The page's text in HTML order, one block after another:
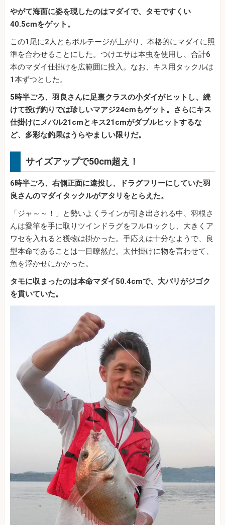
やがて海面に姿を現したのはマダイで、タモですくい
40.5cmをゲット。
この1尾に2人ともボルテージが上がり、本格的にマダイに照
準を合わせることにした。つけエサは本虫を使用し、合計6
本のマダイ仕掛けを広範囲に投入。なお、キス用タックルは
1本ずつとした。
5時半ごろ、羽良さんに足裏クラスの小ダイがヒットし、続
けて投げ釣りでは珍しいマアジ24cmもゲット。さらにキス
仕掛けにメバル21cmとキス21cmがダブルヒットするな
ど、多彩な釣果はうらやましい限りだ。
サイズアップで50cm超え！
6時半ごろ、右側正面に遠投し、ドラグフリーにしていた羽
良さんのマダイタックルがアタリをとらえた。
「ジャ～～！」と勢いよくラインが引き出される中、羽根さ
んは愛竿を手に取りツインドラグをフルロックし、大きくア
ワセを入れると獲物は掛かった。手応えは十分なようで、良
型本命であることは一目瞭然だ。太仕掛けに物を言わせて、
魚を浮かせにかかった。
タモに収まったのは本命マダイ50.4cmで、大バリがジゴク
を貫いていた。